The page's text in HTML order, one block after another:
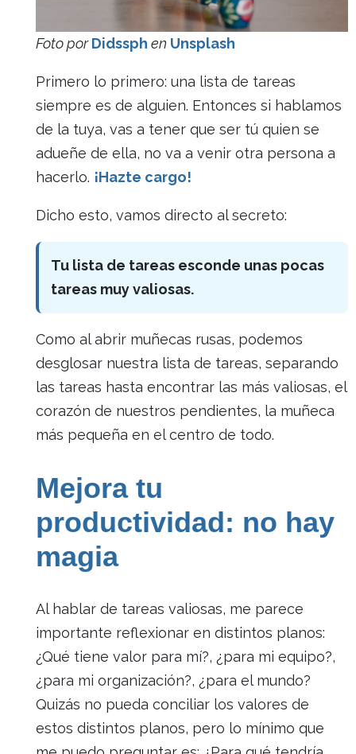
Foto porDidssph en Unsplash
Primero lo primero: una lista de tareas
siempre es de alguien. Entonces si hablamos
de la tuya, vas a tener que ser tú quien se
adueñe de ella, no va a venir otra persona a
hacerlo. ¡Hazte cargo!
Dicho esto, vamos directo al secreto:
Tu lista de tareas esconde unas pocas
tareas muy valiosas.
Como al abrir muñecas rusas, podemos
desglosar nuestra lista de tareas, separando
las tareas hasta encontrar las más valiosas, el
corazón de nuestros pendientes, la muñeca
más pequeña en el centro de todo.
Mejora tu
productividad: no hay
magia
Al hablar de tareas valiosas, me parece
importante reflexionar en distintos planos:
¿Qué tiene valor para mí?, ¿para mi equipo?,
¿para mi organización?, ¿para el mundo?
Quizás no pueda conciliar los valores de
estos distintos planos, pero lo mínimo que